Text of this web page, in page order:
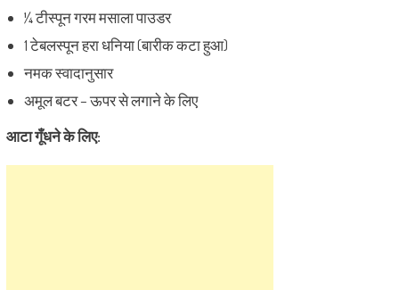
¼ टीस्पून गरम मसाला पाउडर
1 टेबलस्पून हरा धनिया (बारीक कटा हुआ)
नमक स्वादानुसार
अमूल बटर – ऊपर से लगाने के लिए
आटा गूँधने के लिए: